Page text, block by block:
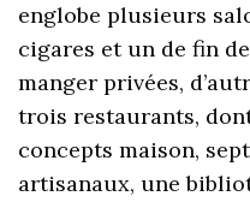
englobe plusieurs
cigares et un de fin
manger privées,
trois restaurants,
concepts maison,
artisanaux, une